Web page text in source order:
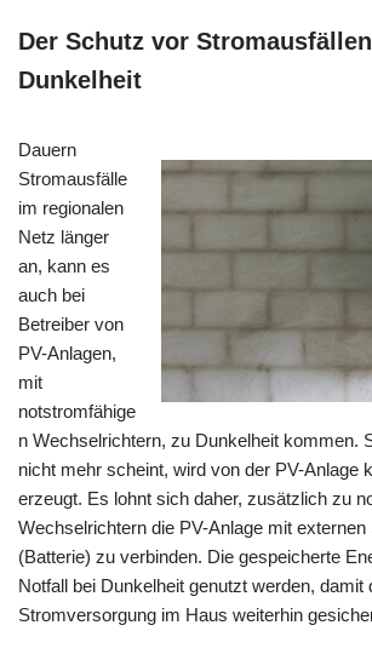
Der Schutz vor
Dunkelheit
Dauern
Stromausfälle
im regionalen
Netz länger
an, kann es
auch bei
Betreiber von
PV-Anlagen,
mit
notstromfähige
n Wechselrichtern, zu Dunkelheit kommen.
nicht mehr scheint, wird von der PV-Anlage
erzeugt. Es lohnt sich daher, zusätzlich zu
Wechselrichtern die PV-Anlage mit
(Batterie) zu verbinden. Die gespeicherte
Notfall bei Dunkelheit genutzt werden, damit
Stromversorgung im Haus weiterhin